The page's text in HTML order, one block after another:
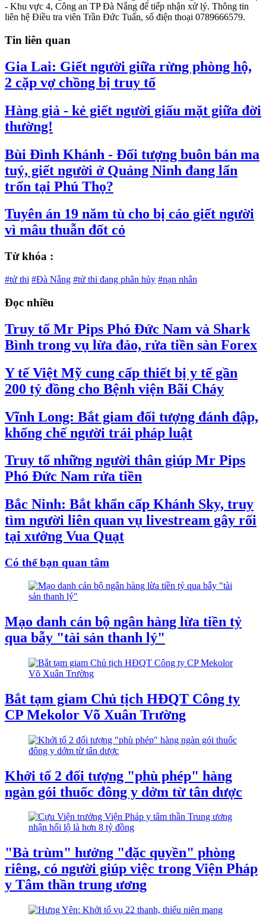
- Khu vực 4, Công an TP Đà Nẵng để tiếp nhận xử lý. Thông tin
liên hệ Điều tra viên Trần Đức Tuấn, số điện thoại 0789666579.
Tin liên quan
Gia Lai: Giết người giữa rừng phòng hộ,
2 cặp vợ chồng bị truy tố
Hàng giả - kẻ giết người giấu mặt giữa đời
thường!
Bùi Đình Khánh - Đối tượng buôn bán ma
tuý, giết người ở Quảng Ninh đang lẩn
trốn tại Phú Thọ?
Tuyên án 19 năm tù cho bị cáo giết người
vì mâu thuẫn đốt cỏ
Từ khóa :
#tử thi #Đà Nẵng #tử thi đang phân hủy #nạn nhân
Đọc nhiều
Truy tố Mr Pips Phó Đức Nam và Shark
Bình trong vụ lừa đảo, rửa tiền sàn Forex
Y tế Việt Mỹ cung cấp thiết bị y tế gần
200 tỷ đồng cho Bệnh viện Bãi Cháy
Vĩnh Long: Bắt giam đối tượng đánh đập,
khống chế người trái pháp luật
Truy tố những người thân giúp Mr Pips
Phó Đức Nam rửa tiền
Bắc Ninh: Bắt khẩn cấp Khánh Sky, truy
tìm người liên quan vụ livestream gây rối
tại xưởng Vua Quạt
Có thể bạn quan tâm
Mạo danh cán bộ ngân hàng lừa tiền tỷ
qua bẫy "tài sản thanh lý"
Bắt tạm giam Chủ tịch HĐQT Công ty
CP Mekolor Võ Xuân Trường
Khởi tố 2 đối tượng "phù phép" hàng
ngàn gói thuốc đông y dởm từ tân dược
"Bà trùm" hưởng "đặc quyền" phòng
riêng, có người giúp việc trong Viện Pháp
y Tâm thần trung ương